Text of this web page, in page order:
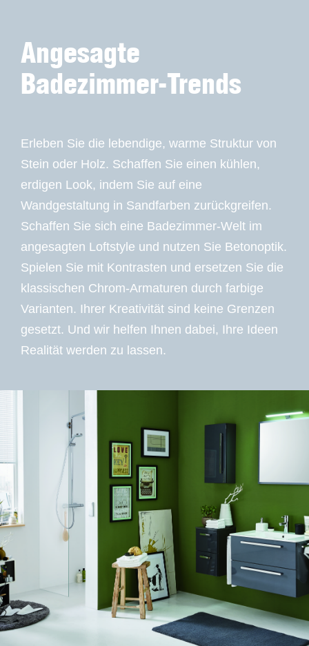
Angesagte
Badezimmer-Trends
Erleben Sie die lebendige, warme Struktur von
Stein oder Holz. Schaffen Sie einen kühlen,
erdigen Look, indem Sie auf eine
Wandgestaltung in Sandfarben zurückgreifen.
Schaffen Sie sich eine Badezimmer-Welt im
angesagten Loftstyle und nutzen Sie Betonoptik.
Spielen Sie mit Kontrasten und ersetzen Sie die
klassischen Chrom-Armaturen durch farbige
Varianten. Ihrer Kreativität sind keine Grenzen
gesetzt. Und wir helfen Ihnen dabei, Ihre Ideen
Realität werden zu lassen.